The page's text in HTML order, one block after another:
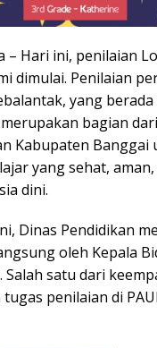
– Hari ini, penilaian
dimulai. Penilaian
yang
bagian
Kabupaten
yang sehat, aman,
dini.
Dinas Pendidikan
oleh Kepala
Salah satu dari
penilaian di